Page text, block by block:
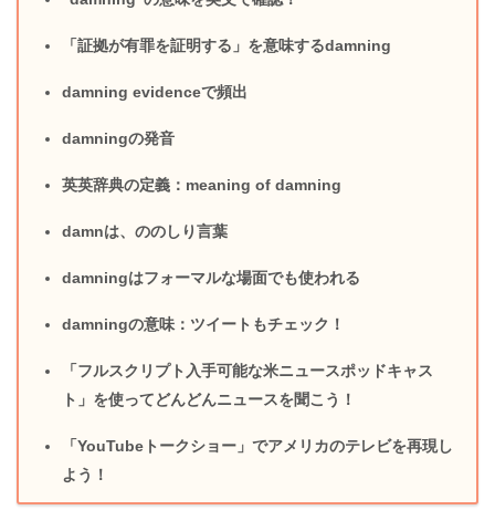
「証拠が有罪を証明する」を意味するdamning
damning evidenceで頻出
damningの発音
英英辞典の定義：meaning of damning
damnは、ののしり言葉
damningはフォーマルな場面でも使われる
damningの意味：ツイートもチェック！
「フルスクリプト入手可能な米ニュースポッドキャス
ト」を使ってどんどんニュースを聞こう！
「YouTubeトークショー」でアメリカのテレビを再現し
よう！